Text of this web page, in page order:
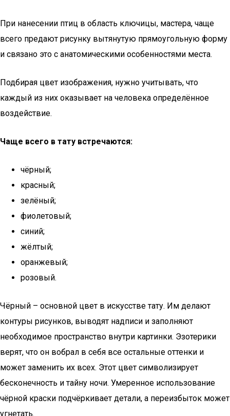
При нанесении птиц в область ключицы, мастера, чаще
всего предают рисунку вытянутую прямоугольную форму
и связано это с анатомическими особенностями места.
Подбирая цвет изображения, нужно учитывать, что
каждый из них оказывает на человека определённое
воздействие.
Чаще всего в тату встречаются:
чёрный;
красный;
зелёный;
фиолетовый;
синий;
жёлтый;
оранжевый;
розовый.
Чёрный – основной цвет в искусстве тату. Им делают
контуры рисунков, выводят надписи и заполняют
необходимое пространство внутри картинки. Эзотерики
верят, что он вобрал в себя все остальные оттенки и
может заменить их всех. Этот цвет символизирует
бесконечность и тайну ночи. Умеренное использование
чёрной краски подчёркивает детали, а переизбыток может
угнетать.